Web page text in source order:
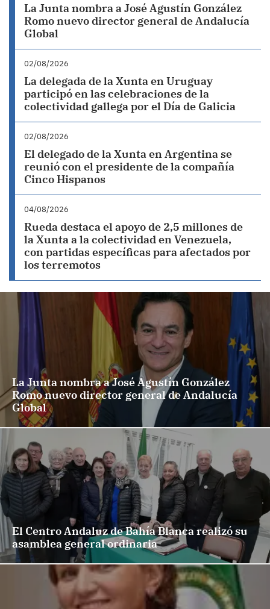
La Junta nombra a José Agustín González
Romo nuevo director general de Andalucía
Global
02/08/2026
La delegada de la Xunta en Uruguay
participó en las celebraciones de la
colectividad gallega por el Día de Galicia
02/08/2026
El delegado de la Xunta en Argentina se
reunió con el presidente de la compañía
Cinco Hispanos
04/08/2026
Rueda destaca el apoyo de 2,5 millones de
la Xunta a la colectividad en Venezuela,
con partidas específicas para afectados por
los terremotos
La Junta nombra a José Agustín González
Romo nuevo director general de Andalucía
Global
El Centro Andaluz de Bahía Blanca realizó su
asamblea general ordinaria